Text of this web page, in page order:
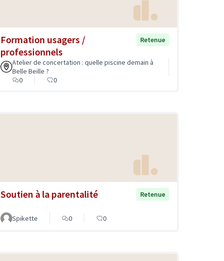
Formation usagers /
professionnels
Retenue
Atelier de concertation : quelle piscine demain à
Belle Beille ?
0
0
Soutien à la parentalité Retenue
Spikette 0 0